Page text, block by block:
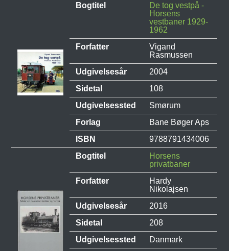
Bogtitel
De tog vestpå -
Horsens
vestbaner 1929-
1962
Forfatter
Vigand
Rasmussen
Udgivelsesår
2004
Sidetal
108
Udgivelsessted
Smørum
Forlag
Bane Bøger Aps
ISBN
9788791434006
Bogtitel
Horsens
privatbaner
Forfatter
Hardy
Nikolajsen
Udgivelsesår
2016
Sidetal
208
Udgivelsessted
Danmark